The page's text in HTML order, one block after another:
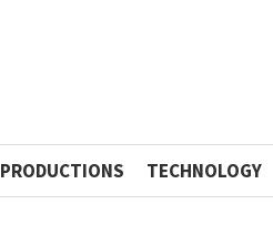
PRODUCTIONS TECHNOLOGY